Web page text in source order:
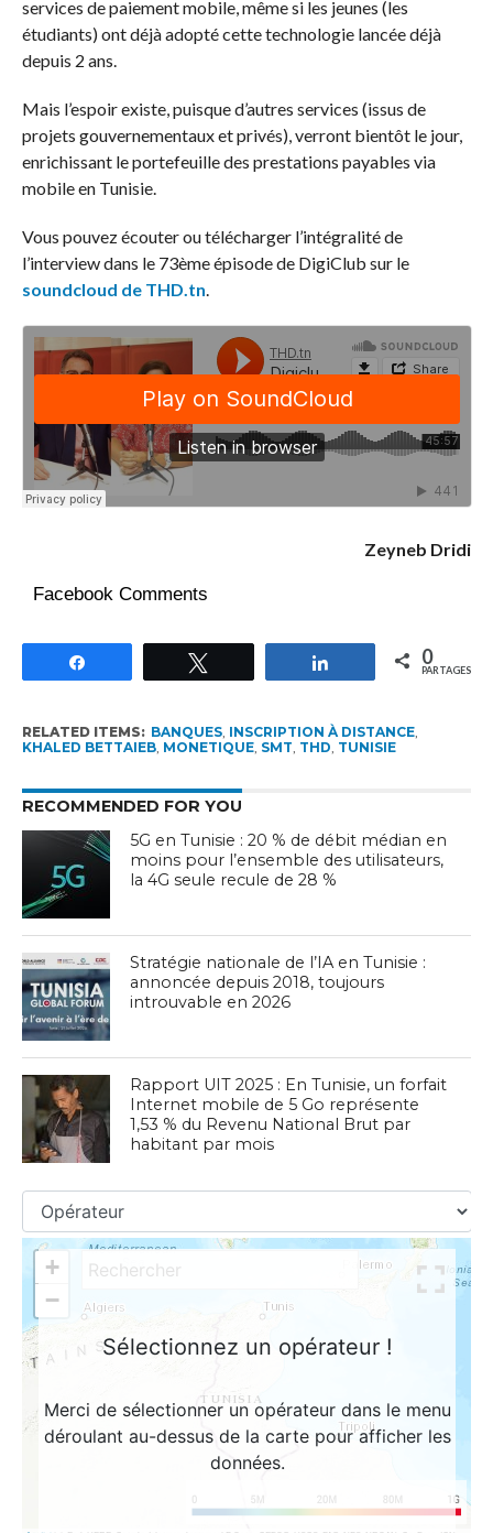
services de paiement mobile, même si les jeunes (les
étudiants) ont déjà adopté cette technologie lancée déjà
depuis 2 ans.
Mais l’espoir existe, puisque d’autres services (issus de
projets gouvernementaux et privés), verront bientôt le jour,
enrichissant le portefeuille des prestations payables via
mobile en Tunisie.
Vous pouvez écouter ou télécharger l’intégralité de
l’interview dans le 73ème épisode de DigiClub sur le
soundcloud de THD.tn
Zeyneb Dridi
Facebook Comments
Partagez 0
PARTAGES
RELATED ITEMS: BANQUES, INSCRIPTION À DISTANCE,
KHALED BETTAIEB, MONETIQUE, SMT THD TUNISIE
RECOMMENDED FOR YOU
5G en Tunisie : 20 % de débit médian en
moins pour l’ensemble des utilisateurs,
la 4G seule recule de 28 %
Stratégie nationale de l’IA en Tunisie :
annoncée depuis 2018, toujours
introuvable en 2026
Rapport UIT 2025 : En Tunisie, un forfait
Internet mobile de 5 Go représente
1,53 % du Revenu National Brut par
habitant par mois